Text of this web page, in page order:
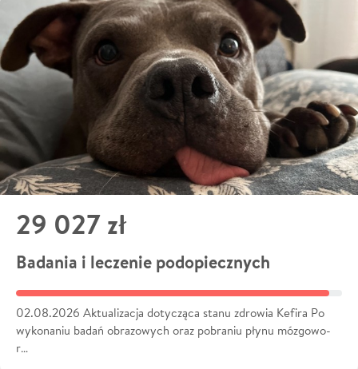
29 027 zł
Badania i leczenie podopiecznych
02.08.2026 Aktualizacja dotycząca stanu zdrowia Kefira Po
wykonaniu badań obrazowych oraz pobraniu płynu mózgowo-
r…